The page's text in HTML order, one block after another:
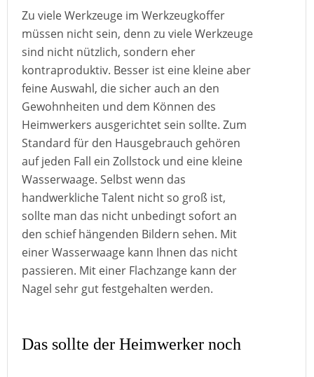
Zu viele Werkzeuge im Werkzeugkoffer
müssen nicht sein, denn zu viele Werkzeuge
sind nicht nützlich, sondern eher
kontraproduktiv. Besser ist eine kleine aber
feine Auswahl, die sicher auch an den
Gewohnheiten und dem Können des
Heimwerkers ausgerichtet sein sollte. Zum
Standard für den Hausgebrauch gehören
auf jeden Fall ein Zollstock und eine kleine
Wasserwaage. Selbst wenn das
handwerkliche Talent nicht so groß ist,
sollte man das nicht unbedingt sofort an
den schief hängenden Bildern sehen. Mit
einer Wasserwaage kann Ihnen das nicht
passieren. Mit einer Flachzange kann der
Nagel sehr gut festgehalten werden.
Das sollte der Heimwerker noch